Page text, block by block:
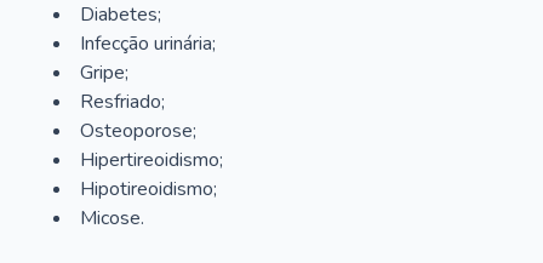
Diabetes;
Infecção urinária;
Gripe;
Resfriado;
Osteoporose;
Hipertireoidismo;
Hipotireoidismo;
Micose.